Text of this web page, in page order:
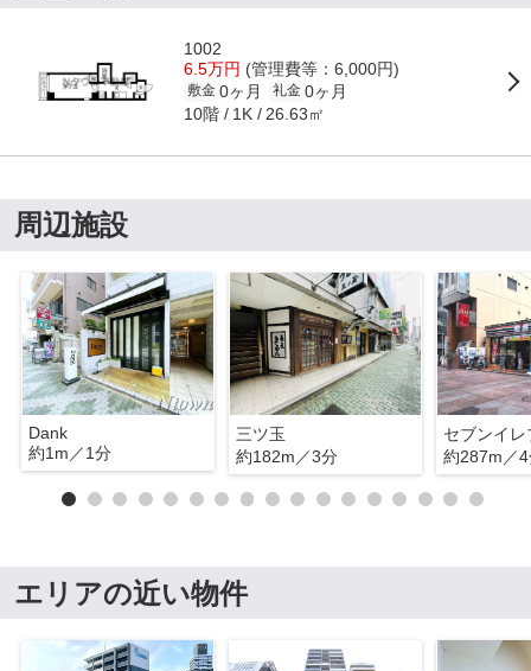
1002
6.5万円 (管理費等：6,000円)
敷金 0ヶ月 礼金 0ヶ月
10階 1K 26.63㎡
周辺施設
Dank
約1m／1分
三ツ玉
約182m／3分
約287m／
エリアの近い物件